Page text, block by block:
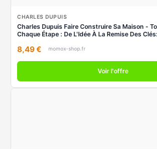
CHARLES DUPUIS
Charles Dupuis Faire Construire Sa Maison -
Chaque Étape : De L'Idée À La Remise Des
Économies À Chaque Étape
8,49 € momox-shop.fr
Voir l'offre